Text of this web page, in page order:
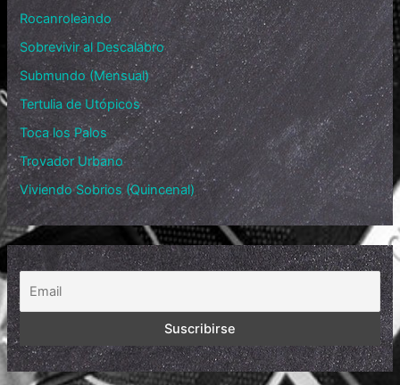
Rocanroleando
Sobrevivir al Descalabro
Submundo (Mensual)
Tertulia de Utópicos
Toca los Palos
Trovador Urbano
Viviendo Sobrios (Quincenal)